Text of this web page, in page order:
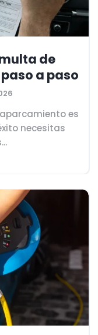
de
a paso
es
necesitas